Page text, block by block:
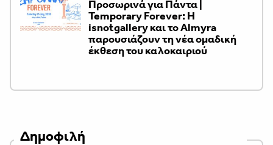
Προσωρινά για Πάντα |
Temporary Forever: Η
isnotgallery και το Almyra
παρουσιάζουν τη νέα ομαδική
έκθεση του καλοκαιριού
Δημοφιλή